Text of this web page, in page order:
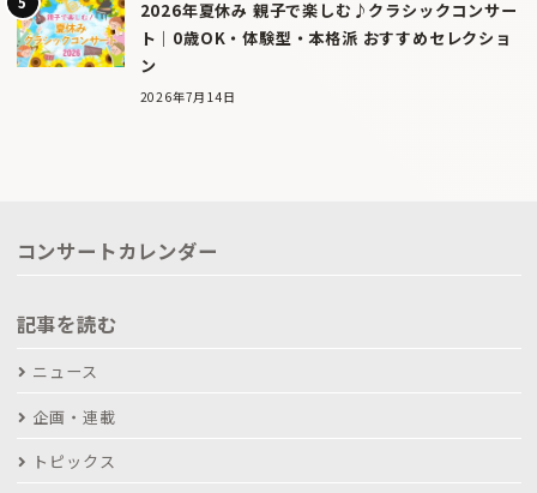
2026年夏休み 親子で楽しむ♪クラシックコンサー
ト｜0歳OK・体験型・本格派 おすすめセレクショ
ン
2026年7月14日
コンサートカレンダー
記事を読む
ニュース
企画・連載
トピックス